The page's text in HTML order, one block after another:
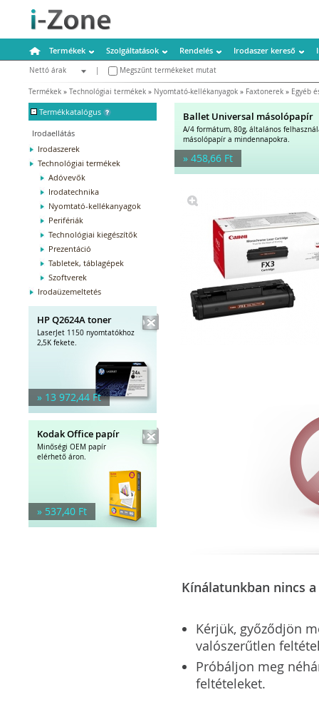
Termékek Szolgáltatások Rendelés Irodaszer kereső
Nettó árak
Megszűnt termékeket mutat
Termékek » Technológiai termékek » Nyomtató-kellékanyagok » Faxtonerek » Egyéb
- Termékkatalógus
Irodaellátás
Irodaszerek
Technológiai termékek
Adóvevők
Irodatechnika
Nyomtató-kellékanyagok
Perifériák
Technológiai kiegészítők
Prezentáció
Tabletek, táblagépek
Szoftverek
Irodaüzemeltetés
HP Q2624A toner
LaserJet 1150 nyomtatókhoz
2,5K fekete.
» 13 972,44 Ft
Kodak Office papír
Minőségi OEM papír
elérhető áron.
» 537,40 Ft
Ballet Universal másolópapír
A/4 formátum, 80g, általános
másolópapír a mindennapokra.
» 458,66 Ft
Kínálatunkban nincs
Kérjük, győződjön
valószerűtlen
Próbáljon meg
feltételeket.